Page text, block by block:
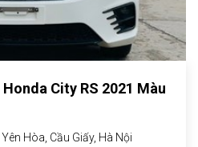
Honda City RS 2021 Màu
Hòa, Cầu Giấy, Hà Nội